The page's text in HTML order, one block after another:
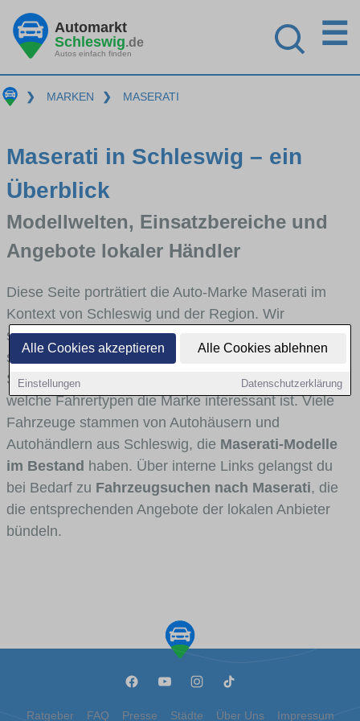
Alle Cookies akzeptieren Alle Cookies ablehnen
Einstellungen Datenschutzerklärung
Automarkt
Schleswig.de
Autos einfach finden
☰
❯ MARKEN ❯ MASERATI
Maserati in Schleswig – ein
Überblick
Modellwelten, Einsatzbereiche und
Angebote lokaler Händler
Diese Seite porträtiert die Auto-Marke Maserati im
Kontext von Schleswig und der Region. Wir
skizzieren, in welchen Fahrzeugklassen Maserati
stark vertreten ist, welche Modellreihen häufig im
Stadt- und Umlandverkehr zu sehen sind und für
welche Fahrertypen die Marke interessant ist. Viele
Fahrzeuge stammen von Autohäusern und
Autohändlern aus Schleswig, die Maserati-Modelle
im Bestand haben. Über interne Links gelangst du
bei Bedarf zu Fahrzeugsuchen nach Maserati, die
die entsprechenden Angebote der lokalen Anbieter
bündeln.
Ratgeber FAQ Presse Städte Über Uns Impressum